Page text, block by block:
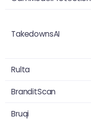
TakedownsAI
Rulta
BranditScan
Bruqi